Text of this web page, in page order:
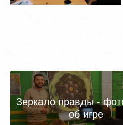
Зеркало правды -
об игре